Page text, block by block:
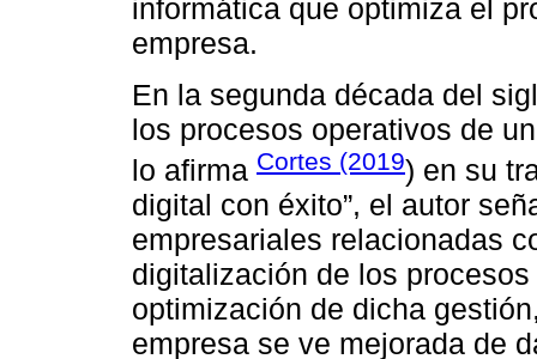
informática que optimiza el
empresa.
En la segunda década del
los procesos operativos de
lo afirma Cortes (2019) en su
digital con éxito”, el autor
empresariales relacionadas
digitalización de los
optimización de dicha
empresa se ve mejorada de